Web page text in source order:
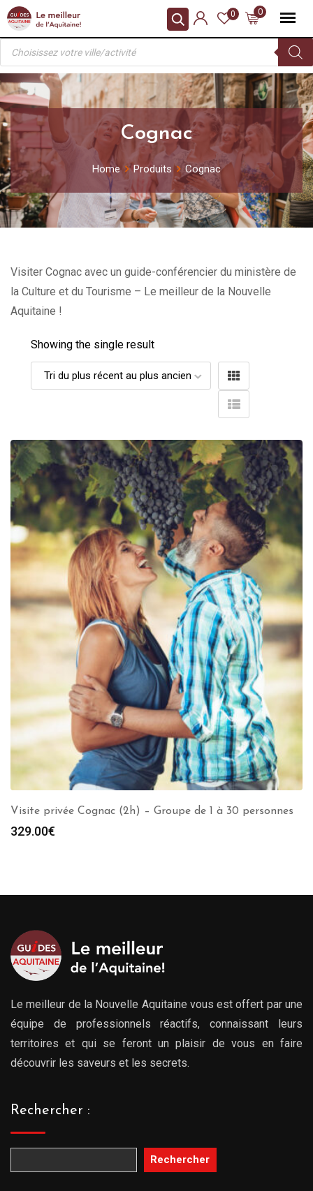
Skip
content
0
0
Recherche
produits
Cognac
Home Produits Cognac
Visiter Cognac avec un guide-conférencier du ministère de
la Culture et du Tourisme – Le meilleur de la Nouvelle
Aquitaine !
Showing the single result
Visite privée Cognac (2h) – Groupe de 1 à 30 personnes
329.00€
Le meilleur de la Nouvelle Aquitaine vous est offert par une
équipe de professionnels réactifs, connaissant leurs
territoires et qui se feront un plaisir de vous en faire
découvrir les saveurs et les secrets.
Rechercher :
Rechercher